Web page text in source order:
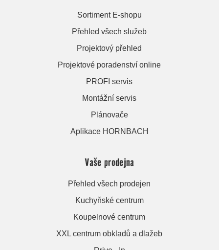
Sortiment E-shopu
Přehled všech služeb
Projektový přehled
Projektové poradenství online
PROFI servis
Montážní servis
Plánovače
Aplikace HORNBACH
Vaše prodejna
Přehled všech prodejen
Kuchyňské centrum
Koupelnové centrum
XXL centrum obkladů a dlažeb